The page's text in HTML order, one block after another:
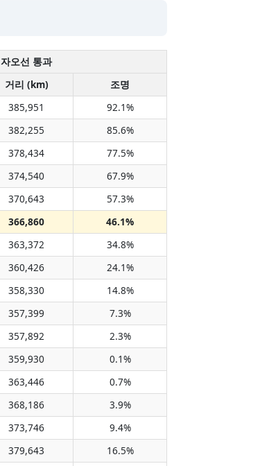
자오선 통과
거리 (km)
조명
385,951
92.1%
382,255
85.6%
378,434
77.5%
374,540
67.9%
370,643
57.3%
366,860
46.1%
363,372
34.8%
360,426
24.1%
358,330
14.8%
357,399
7.3%
357,892
2.3%
359,930
0.1%
363,446
0.7%
368,186
3.9%
373,746
9.4%
379,643
16.5%